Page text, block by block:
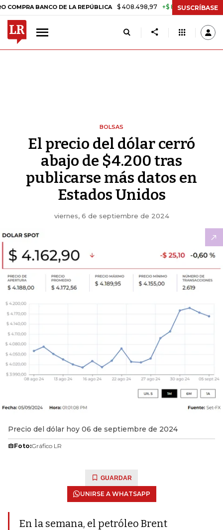
BANCO DE LA REPÚBLICA $ 408.498,97 +$ 8.753,81 +2,19%
SUSCRÍBASE
BOLSAS
El precio del dólar cerró
abajo de $4.200 tras
publicarse más datos en
Estados Unidos
viernes, 6 de septiembre de 2024
Precio del dólar hoy 06 de septiembre de 2024
Foto:Gráfico LR
GUARDAR
UNIRSE A WHATSAPP
En la semana, el petróleo Brent